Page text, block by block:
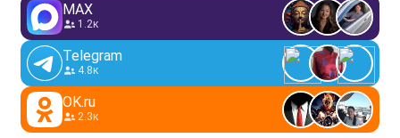
MAX
1.2к
Telegram
4.8к
OK.ru
2.3к